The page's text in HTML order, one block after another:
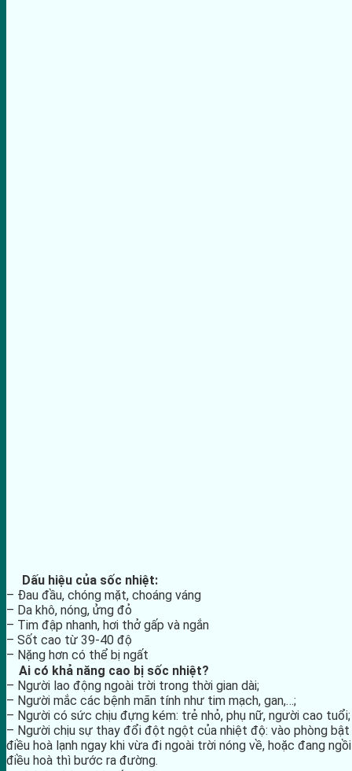
Dấu hiệu của sốc nhiệt:
– Đau đầu, chóng mặt, choáng váng
– Da khô, nóng, ửng đỏ
– Tim đập nhanh, hơi thở gấp và ngắn
– Sốt cao từ 39-40 độ
– Nặng hơn có thể bị ngất
Ai có khả năng cao bị sốc nhiệt?
– Người lao động ngoài trời trong thời gian dài;
– Người mắc các bệnh mãn tính như tim mạch, gan,…;
– Người có sức chịu đựng kém: trẻ nhỏ, phụ nữ, người cao tuổi;
– Người chịu sự thay đổi đột ngột của nhiệt độ: vào phòng bật
điều hoà lạnh ngay khi vừa đi ngoài trời nóng về, hoặc đang ngồi
điều hoà thì bước ra đường.